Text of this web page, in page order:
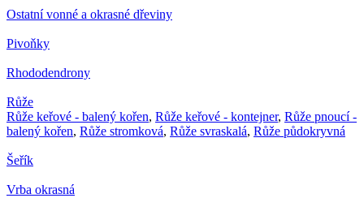
Ostatní vonné a okrasné dřeviny
Pivoňky
Rhododendrony
Růže
Růže keřové - balený kořen, Růže keřové - kontejner, Růže pnoucí -
balený kořen, Růže stromková, Růže svraskalá, Růže půdokryvná
Šeřík
Vrba okrasná